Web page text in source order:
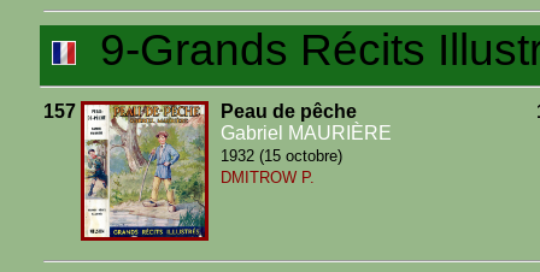
9-Grands Récits
157
Peau de pêche
Gabriel MAURIÈRE
1932 (15 octobre)
DMITROW P.